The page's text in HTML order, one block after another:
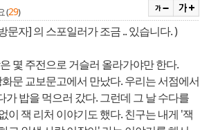
(29)
문자] 의 스포일러가 조금 .. 있습니다. )
몇 주전으로 거슬러 올라가야만 한다.
문 교보문고에서 만났다. 우리는 서점에서
가 밥을 먹으러 갔다. 그런데 그 날 수다를
이 잭 리처 이야기도 했다. 친구는 내게 '잭